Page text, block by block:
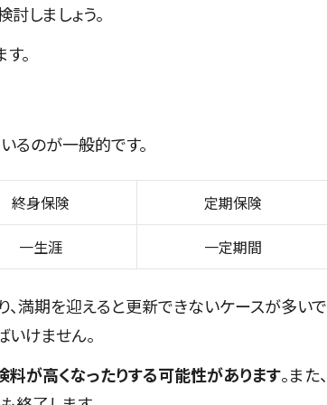
しましょう。
。
るのが一般的です。
終身保険 定期保険
一生涯 一定期間
満期を迎えると更新できないケースが多いで
けません。
が高くなったりする可能性があります。また、